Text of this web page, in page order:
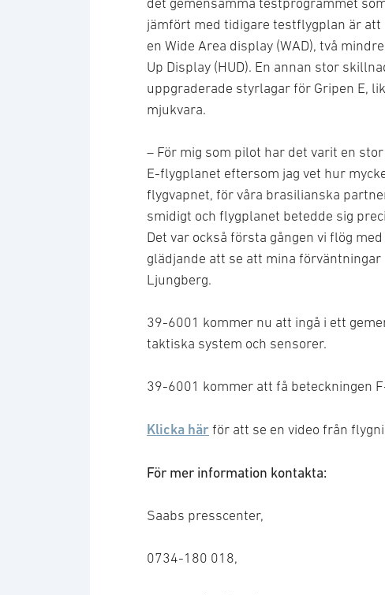
jämfört med tidigare testflygplan är
en Wide Area display (WAD), två
Up Display (HUD). En annan stor
uppgraderade styrlagar för Gripen E,
mjukvara.
– För mig som pilot har det varit en
E-flygplanet eftersom jag vet hur
flygvapnet, för våra brasilianska
smidigt och flygplanet betedde sig
Det var också första gången vi flög
glädjande att se att mina
Ljungberg.
39-6001 kommer nu att ingå i ett
taktiska system och sensorer.
39-6001 kommer att få beteckningen
Klicka här för att se en video från
För mer information kontakta:
Saabs presscenter,
0734-180 018,